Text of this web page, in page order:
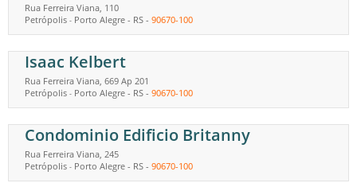
Rua Ferreira Viana, 110
Petrópolis - Porto Alegre - RS - 90670-100
Isaac Kelbert
Rua Ferreira Viana, 669 Ap 201
Petrópolis - Porto Alegre - RS - 90670-100
Condominio Edificio Britanny
Rua Ferreira Viana, 245
Petrópolis - Porto Alegre - RS - 90670-100